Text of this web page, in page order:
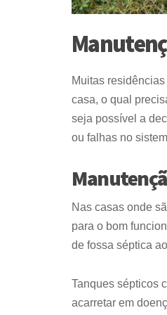
Muitas
casa, o qual
seja possível a
ou falhas no
Nas casas onde
para o bom
de fossa séptica
Tanques sépticos
acarretar em